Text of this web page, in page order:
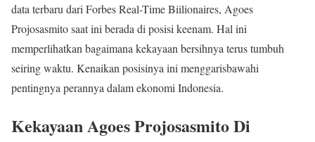
data terbaru dari Forbes Real-Time Biilionaires, Agoes
Projosasmito saat ini berada di posisi keenam. Hal ini
memperlihatkan bagaimana kekayaan bersihnya terus tumbuh
seiring waktu. Kenaikan posisinya ini menggarisbawahi
pentingnya perannya dalam ekonomi Indonesia.
Kekayaan Agoes Projosasmito Di